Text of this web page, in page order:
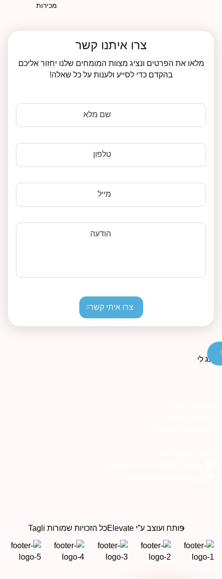
מכירות
צרו איתנו קשר
מלאו את הפרטים ונציג מצוות המומחים שלנו יחזור אליכם
בהקדם כדי לסייע ולענות על כל שאלה!
שם מלא
טלפון
מייל
הודעה
צרו איתי קשר
פותח ועוצב ע”י Elevate כל הזכויות שמורות Tagli